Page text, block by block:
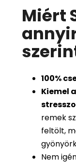
Miért
100%
Kiemel
remek
feltölt,
Nem